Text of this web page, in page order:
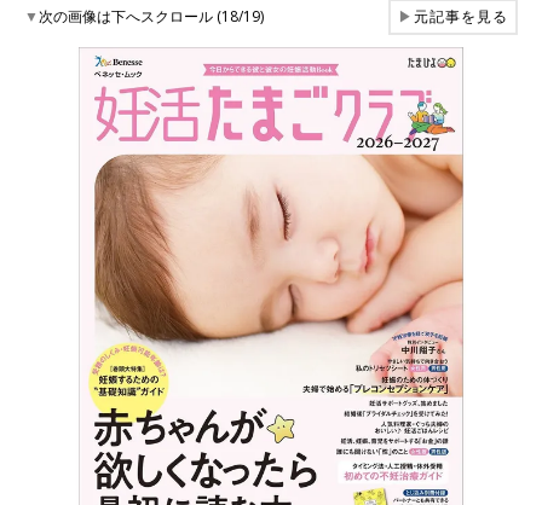
▼次の画像は下へスクロール (18/19) ▶元記事を見る